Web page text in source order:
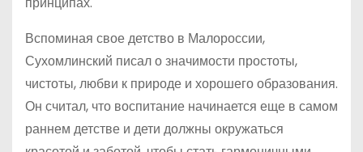
Вспоминая свое детство в Малороссии,
Сухомлинский писал о значимости простоты,
чистоты, любви к природе и хорошего образования.
Он считал, что воспитание начинается еще в самом
раннем детстве и дети должны окружаться